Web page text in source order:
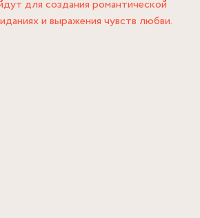
для создания романтической
и выражения чувств любви.